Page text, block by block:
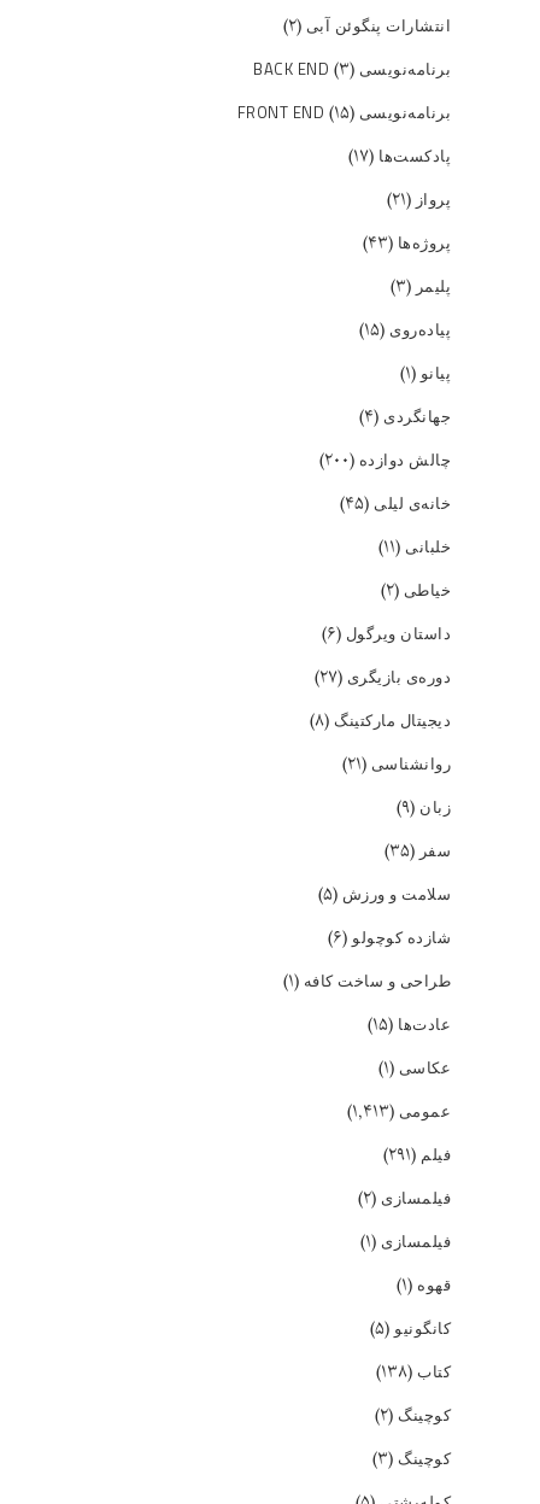
انتشارات پنگوئن آبی (۲)
برنامه‌نویسی BACK END (۳)
برنامه‌نویسی FRONT END (۱۵)
پادکست‌ها (۱۷)
پرواز (۲۱)
پروژه‌ها (۴۳)
پلیمر (۳)
پیاده‌روی (۱۵)
پیانو(۱)
جهانگردی (۴)
چالش دوازده (۲۰۰)
خانه‌ی لیلی (۴۵)
خلبانی (۱۱)
خیاطی (۲)
داستان ویرگول (۶)
دوره‌ی بازیگری (۲۷)
دیجیتال مارکتینگ (۸)
روانشناسی (۲۱)
زبان (۹)
سفر (۳۵)
سلامت و ورزش (۵)
شازده کوچولو(۶)
طراحی و ساخت کافه (۱)
عادت‌ها (۱۵)
عکاسی (۱)
عمومی (۱,۴۱۳)
فیلم (۲۹۱)
فیلمسازی (۲)
فیلمسازی (۱)
قهوه (۱)
کانگونیو(۵)
کتاب (۱۳۸)
کوچینگ (۲)
کوچینگ (۳)